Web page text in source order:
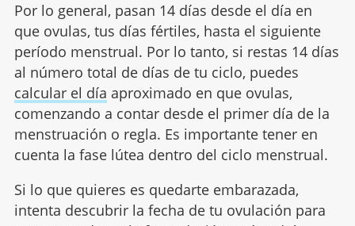
Por lo general, pasan 14 días desde el día en
que ovulas, tus días fértiles, hasta el siguiente
período menstrual. Por lo tanto, si restas 14 días
al número total de días de tu ciclo, puedes
calcular el día aproximado en que ovulas,
comenzando a contar desde el primer día de la
menstruación o regla. Es importante tener en
cuenta la fase lútea dentro del ciclo menstrual.
Si lo que quieres es quedarte embarazada,
intenta descubrir la fecha de tu ovulación para